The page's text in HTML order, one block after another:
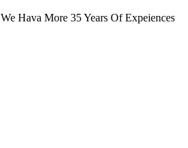
We Hava More 35 Years Of Expeiences